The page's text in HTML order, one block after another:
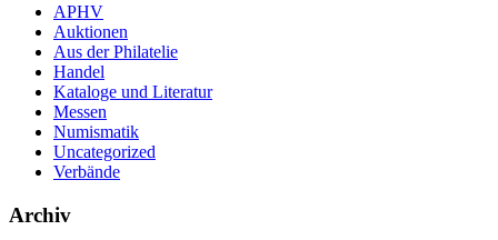
APHV
Auktionen
Aus der Philatelie
Handel
Kataloge und Literatur
Messen
Numismatik
Uncategorized
Verbände
Archiv